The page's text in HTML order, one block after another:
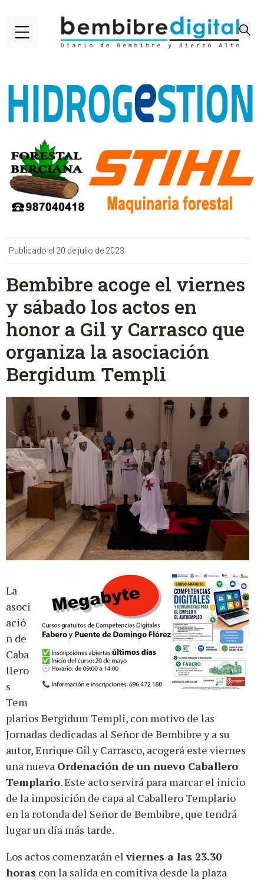
Publicado el 20 de julio de 2023
Bembibre acoge el viernes
y sábado los actos en
honor a Gil y Carrasco que
organiza la asociación
Bergidum Templi
La
asoci
ació
n de
Caba
llero
s
Tem
plarios Bergidum Templi, con motivo de las
Jornadas dedicadas al Señor de Bembibre y a su
autor, Enrique Gil y Carrasco, acogerá este viernes
una nueva Ordenación de un nuevo Caballero
Templario. Este acto servirá para marcar el inicio
de la imposición de capa al Caballero Templario
en la rotonda del Señor de Bembibre, que tendrá
lugar un día más tarde.
Los actos comenzarán elviernes a las 23.30
horas con la salida en comitiva desde la plaza